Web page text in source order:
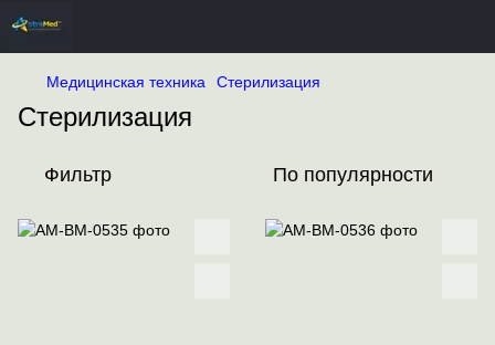
Медицинская техника Стерилизация
Стерилизация
Фильтр По популярности